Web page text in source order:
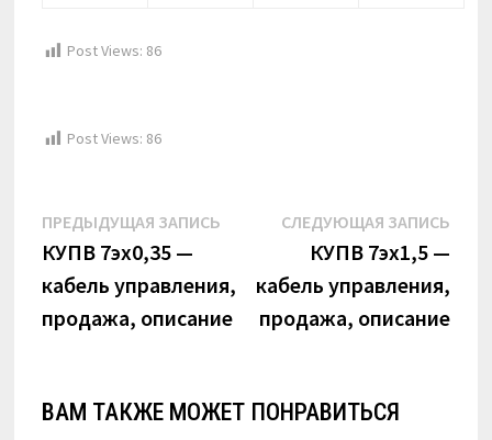
Post Views: 86
Post Views: 86
Навигация
по
записям
ПРЕДЫДУЩАЯ ЗАПИСЬ Предыдущая
КУПВ 7эх0,35 —
кабель управления,
продажа, описание
СЛЕДУЮЩАЯ ЗАПИСЬ
КУПВ 7эх1,5 —
кабель управления,
продажа, описание
ВАМ ТАКЖЕ МОЖЕТ ПОНРАВИТЬСЯ